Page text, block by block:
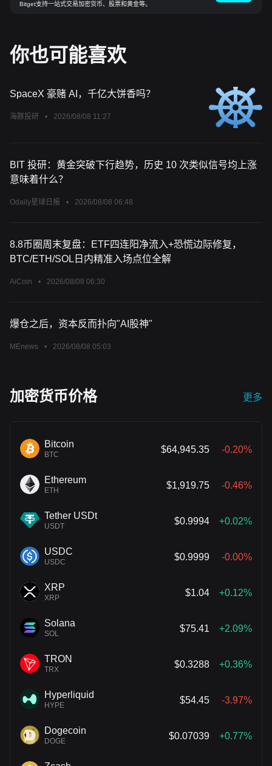
Bitget支持一站式交易加密货币、股票和黄金等。
你也可能喜欢
SpaceX 豪赌 AI，千亿大饼香吗？
海豚投研 • 2026/08/08 11:27
BIT 投研：黄金突破下行趋势，历史 10 次类似信号均上涨
意味着什么？
Odaily星球日报 • 2026/08/08 06:48
8.8币圈周末复盘：ETF四连阳净流入+恐慌边际修复，
BTC/ETH/SOL日内精准入场点位全解
AiCoin • 2026/08/08 06:30
爆仓之后，资本反而扑向"AI股神"
MEnews • 2026/08/08 05:03
加密货币价格 更多
Bitcoin
BTC
$64,945.35 -0.20%
Ethereum
ETH
$1,919.75 -0.46%
Tether USDt
USDT
$0.9994 +0.02%
USDC
USDC
$0.9999 -0.00%
XRP
XRP
$1.04 +0.12%
Solana
SOL
$75.41 +2.09%
TRON
TRX
$0.3288 +0.36%
Hyperliquid
HYPE
$54.45 -3.97%
Dogecoin
DOGE
$0.07039 +0.77%